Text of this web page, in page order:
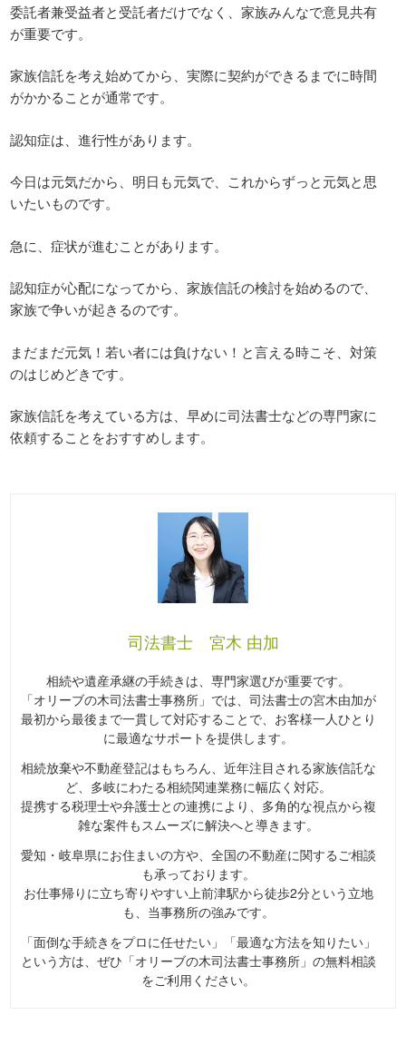
委託者兼受益者と受託者だけでなく、家族みんなで意見共有
が重要です。
家族信託を考え始めてから、実際に契約ができるまでに時間
がかかることが通常です。
認知症は、進行性があります。
今日は元気だから、明日も元気で、これからずっと元気と思
いたいものです。
急に、症状が進むことがあります。
認知症が心配になってから、家族信託の検討を始めるので、
家族で争いが起きるのです。
まだまだ元気！若い者には負けない！と言える時こそ、対策
のはじめどきです。
家族信託を考えている方は、早めに司法書士などの専門家に
依頼することをおすすめします。
司法書士 宮木 由加
相続や遺産承継の手続きは、専門家選びが重要です。
「オリーブの木司法書士事務所」では、司法書士の宮木由加が
最初から最後まで一貫して対応することで、お客様一人ひとり
に最適なサポートを提供します。
相続放棄や不動産登記はもちろん、近年注目される家族信託な
ど、多岐にわたる相続関連業務に幅広く対応。
提携する税理士や弁護士との連携により、多角的な視点から複
雑な案件もスムーズに解決へと導きます。
愛知・岐阜県にお住まいの方や、全国の不動産に関するご相談
も承っております。
お仕事帰りに立ち寄りやすい上前津駅から徒歩2分という立地
も、当事務所の強みです。
「面倒な手続きをプロに任せたい」「最適な方法を知りたい」
という方は、ぜひ「オリーブの木司法書士事務所」の無料相談
をご利用ください。